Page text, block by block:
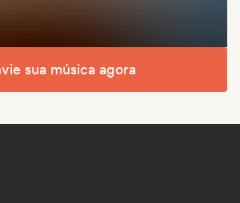
sua música agora